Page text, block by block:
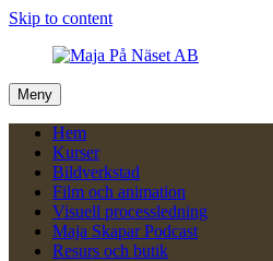
Skip to content
Meny
Hem
Kurser
Bildverkstad
Film och animation
Visuell processledning
Maja Skapar Podcast
Resurs och butik